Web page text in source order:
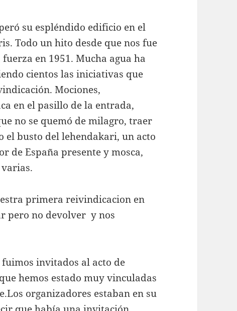
su espléndido edificio en el
Todo un hito desde que nos fue
en 1951. Mucha agua ha
cientos las iniciativas que
Mociones,
en el pasillo de la entrada,
no se quemó de milagro, traer
el busto del lehendakari, un acto
de España presente y mosca,
primera reivindicacion en
pero no devolver y nos
invitados al acto de
hemos estado muy vinculadas
organizadores estaban en su